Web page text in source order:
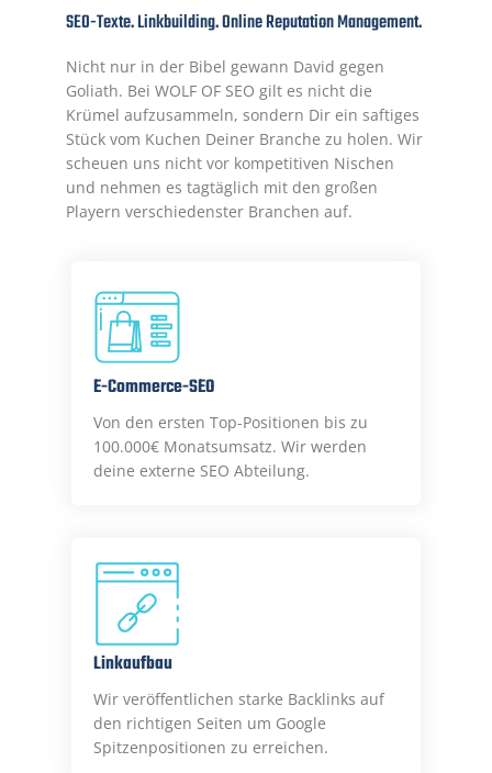
SEO-Texte. Linkbuilding. Online Reputation Management.
Nicht nur in der Bibel gewann David gegen
Goliath. Bei WOLF OF SEO gilt es nicht die
Krümel aufzusammeln, sondern Dir ein saftiges
Stück vom Kuchen Deiner Branche zu holen. Wir
scheuen uns nicht vor kompetitiven Nischen
und nehmen es tagtäglich mit den großen
Playern verschiedenster Branchen auf.
E-Commerce-SEO
Von den ersten Top-Positionen bis zu
100.000€ Monatsumsatz. Wir werden
deine externe SEO Abteilung.
Linkaufbau
Wir veröffentlichen starke Backlinks auf
den richtigen Seiten um Google
Spitzenpositionen zu erreichen.